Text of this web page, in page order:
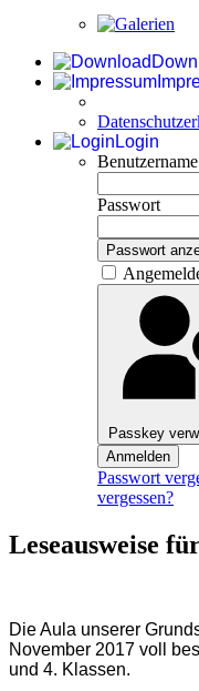
Login
Benutzername
Passwort
Passwort
Passkey
Anmelden
Passwort
vergessen?
Leseausweise
Die Aula unserer
November 2017 voll
und 4. Klassen.